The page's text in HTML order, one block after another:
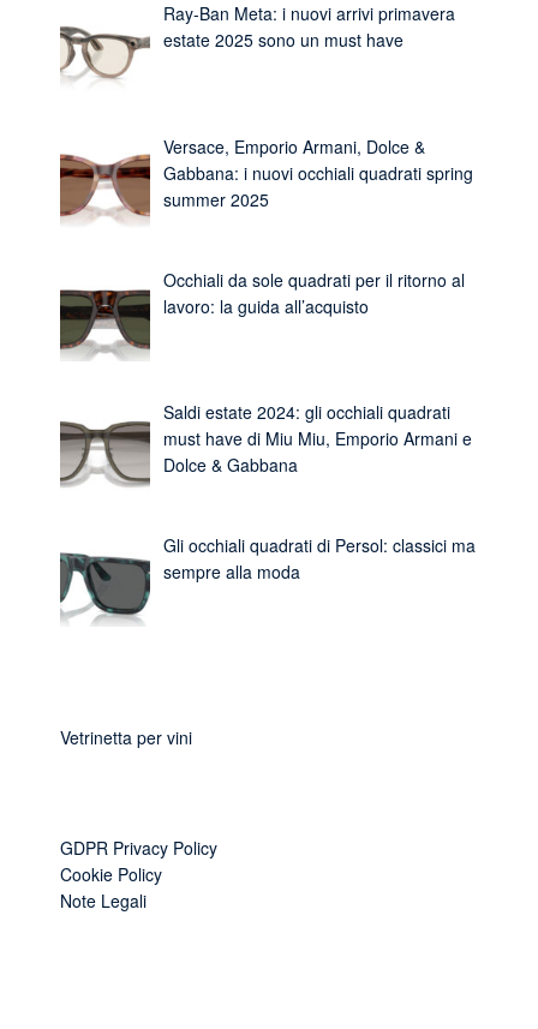
Ray-Ban Meta: i nuovi arrivi primavera
estate 2025 sono un must have
Versace, Emporio Armani, Dolce &
Gabbana: i nuovi occhiali quadrati spring
summer 2025
Occhiali da sole quadrati per il ritorno al
lavoro: la guida all’acquisto
Saldi estate 2024: gli occhiali quadrati
must have di Miu Miu, Emporio Armani e
Dolce & Gabbana
Gli occhiali quadrati di Persol: classici ma
sempre alla moda
Vetrinetta per vini
GDPR Privacy Policy
Cookie Policy
Note Legali